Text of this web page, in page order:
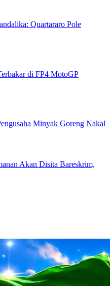
Quartararo Pole
di FP4 MotoGP
Minyak Goreng Nakal
Akan Disita Bareskrim,